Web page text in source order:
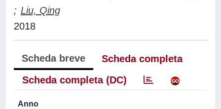
; Liu, Qing
2018
Scheda breve
Scheda completa
Scheda completa (DC)
Anno